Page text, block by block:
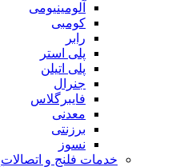
آلومینیومی
کومبی
رابر
پلی استر
پلی اتیلن
جنرال
فایبرگلاس
معدنی
برزنتی
نسوز
خدمات فلنج و اتصالات